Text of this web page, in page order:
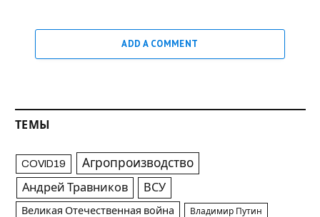
ADD A COMMENT
ТЕМЫ
COVID19 Агропроизводство
Андрей Травников ВСУ
Великая Отечественная война Владимир Путин